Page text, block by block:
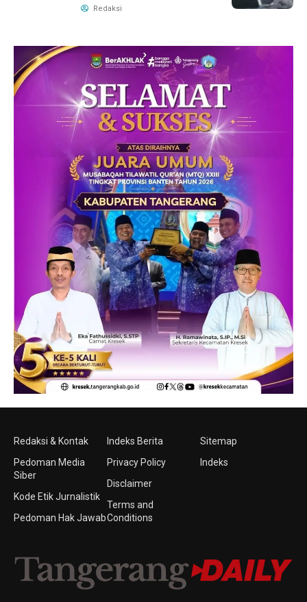
Redaksi
Redaksi & Kontak
Pedoman Media
Siber
Kode Etik Jurnalistik
Pedoman Hak Jawab
Indeks Berita
Privacy Policy
Disclaimer
Terms and
Conditions
Sitemap
Indeks